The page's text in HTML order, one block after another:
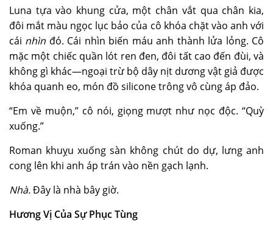
Luna tựa vào khung cửa, một chân vắt qua chân kia,
đôi mắt màu ngọc lục bảo của cô khóa chặt vào anh với
cái nhìn đó. Cái nhìn biến máu anh thành lửa lỏng. Cô
mặc một chiếc quần lót ren đen, đôi tất cao đến đùi, và
không gì khác—ngoại trừ bộ dây nịt dương vật giả được
khóa quanh eo, món đồ silicone trông vô cùng áp đảo.
“Em về muộn,” cô nói, giọng mượt như nọc độc. “Quỳ
xuống.”
Roman khuỵu xuống sàn không chút do dự, lưng anh
cong lên khi anh áp trán vào nền gạch lạnh.
Nhà.Đây là nhà bây giờ.
Hương Vị Của Sự Phục Tùng